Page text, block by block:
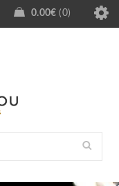
0.00€ 0